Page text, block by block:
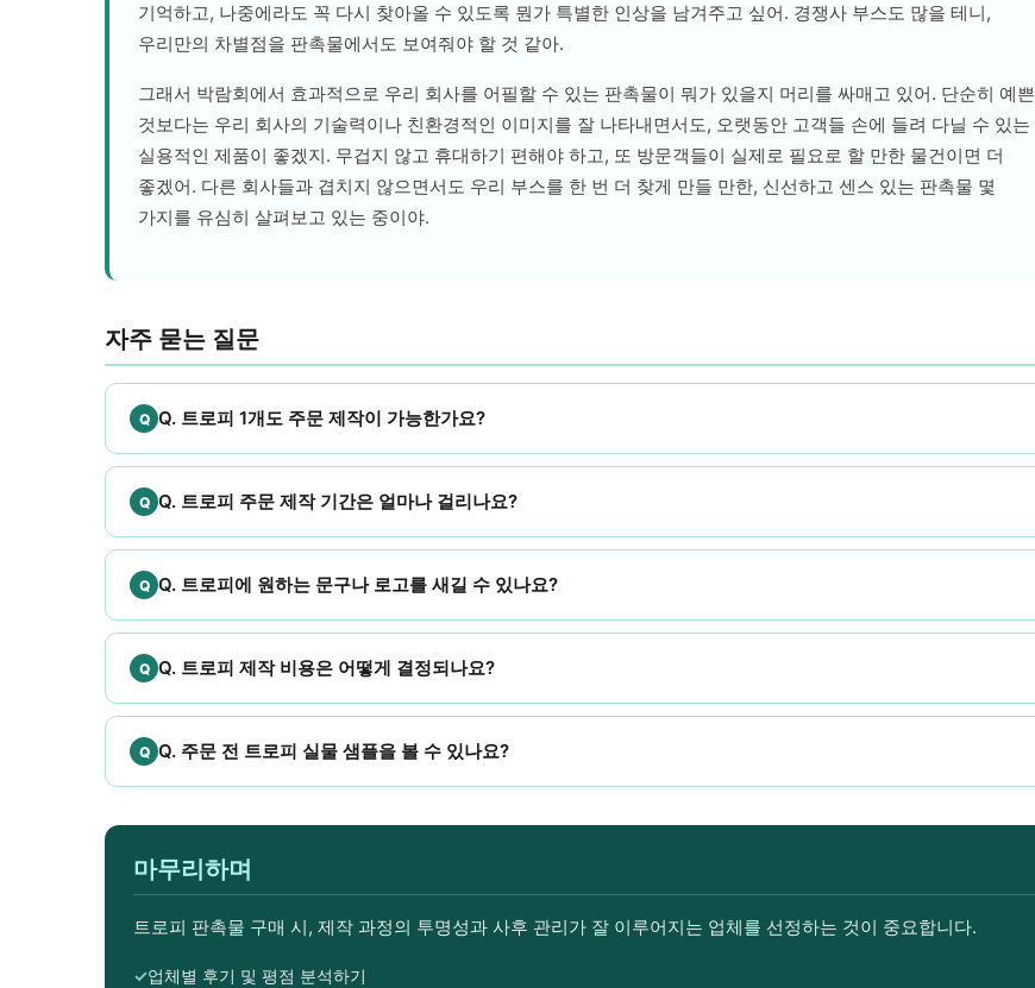
기억하고, 나중에라도 꼭 다시 찾아올 수 있도록 뭔가 특별한 인상을 남겨주고 싶어. 경쟁사 부스도 많을 테니,
우리만의 차별점을 판촉물에서도 보여줘야 할 것 같아.
그래서 박람회에서 효과적으로 우리 회사를 어필할 수 있는 판촉물이 뭐가 있을지 머리를 싸매고 있어. 단순히 예쁜
것보다는 우리 회사의 기술력이나 친환경적인 이미지를 잘 나타내면서도, 오랫동안 고객들 손에 들려 다닐 수 있는
실용적인 제품이 좋겠지. 무겁지 않고 휴대하기 편해야 하고, 또 방문객들이 실제로 필요로 할 만한 물건이면 더
좋겠어. 다른 회사들과 겹치지 않으면서도 우리 부스를 한 번 더 찾게 만들 만한, 신선하고 센스 있는 판촉물 몇
가지를 유심히 살펴보고 있는 중이야.
자주 묻는 질문
Q. 트로피 1개도 주문 제작이 가능한가요?
Q. 트로피 주문 제작 기간은 얼마나 걸리나요?
Q. 트로피에 원하는 문구나 로고를 새길 수 있나요?
Q. 트로피 제작 비용은 어떻게 결정되나요?
Q. 주문 전 트로피 실물 샘플을 볼 수 있나요?
마무리하며
트로피 판촉물 구매 시, 제작 과정의 투명성과 사후 관리가 잘 이루어지는 업체를 선정하는 것이 중요합니다.
업체별 후기 및 평점 분석하기